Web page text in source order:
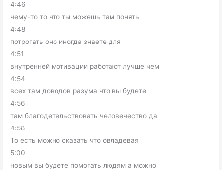
4:46
чему-то то что ты можешь там понять
4:48
потрогать оно иногда знаете для
4:51
внутренней мотивации работают лучше чем
4:54
всех там доводов разума что вы будете
4:56
там благодетельствовать человечество да
4:58
То есть можно сказать что овладевая
5:00
новым вы будете помогать людям а можно